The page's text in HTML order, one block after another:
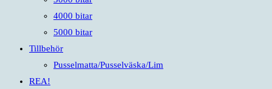
4000 bitar
5000 bitar
Tillbehör
Pusselmatta/Pusselväska/Lim
REA!